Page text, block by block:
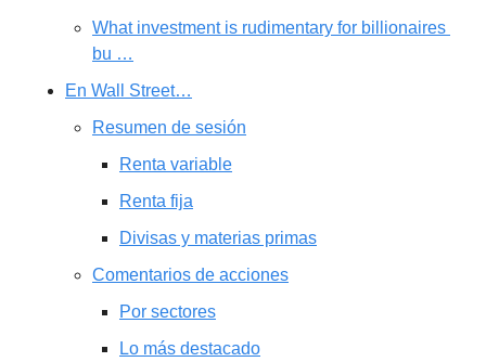
What investment is rudimentary for billionaires
bu …
En Wall Street…
Resumen de sesión
Renta variable
Renta fija
Divisas y materias primas
Comentarios de acciones
Por sectores
Lo más destacado